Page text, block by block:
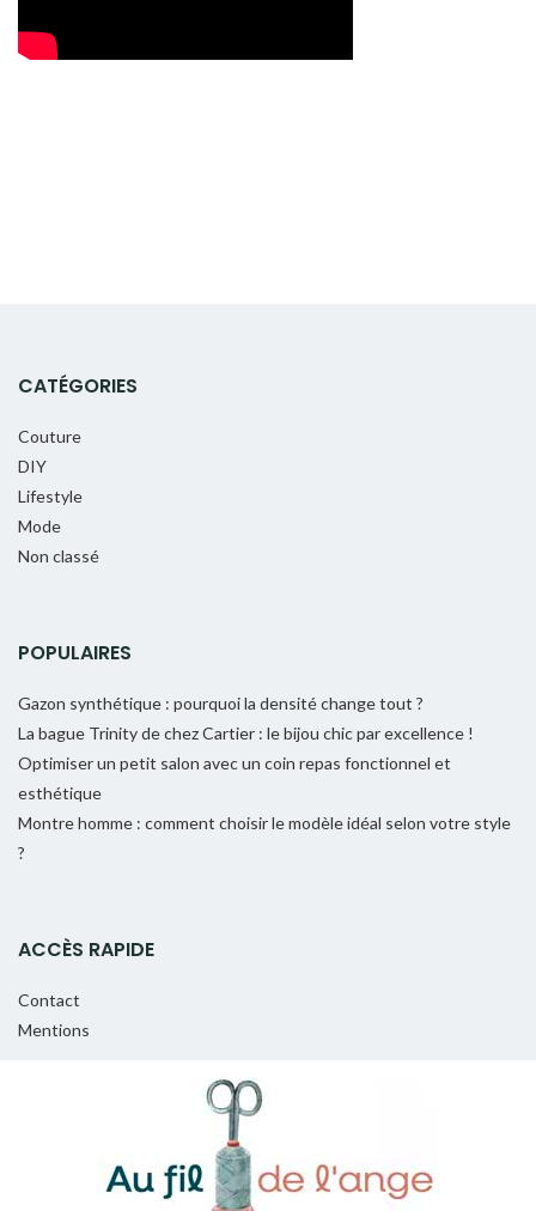
CATÉGORIES
Couture
DIY
Lifestyle
Mode
Non classé
POPULAIRES
Gazon synthétique : pourquoi la densité change tout ?
La bague Trinity de chez Cartier : le bijou chic par excellence !
Optimiser un petit salon avec un coin repas fonctionnel et
esthétique
Montre homme : comment choisir le modèle idéal selon votre style
?
ACCÈS RAPIDE
Contact
Mentions